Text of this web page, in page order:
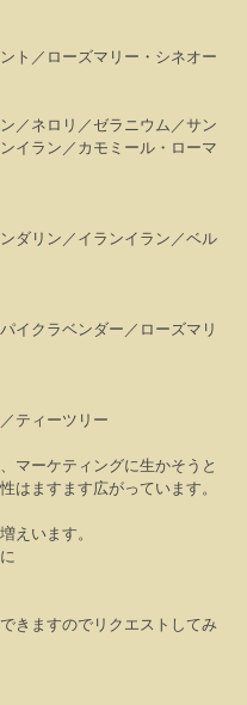
ト／ローズマリー・シネオー
／ネロリ／ゼラニウム／サン
イラン／カモミール・ローマ
ダリン／イランイラン／ベル
イクラベンダー／ローズマリ
ティーツリー
マーケティングに生かそうと
はますます広がっています。
えいます。
きますのでリクエストしてみ